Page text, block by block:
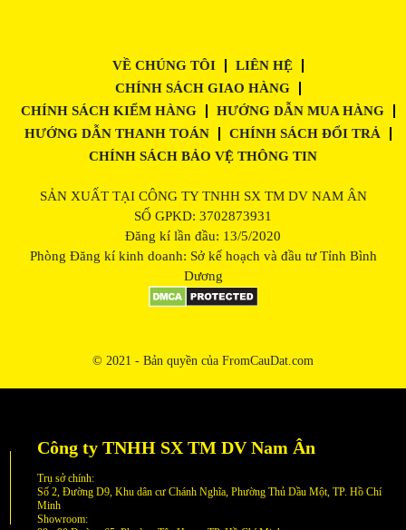
VỀ CHÚNG TÔI
LIÊN HỆ
CHÍNH SÁCH GIAO HÀNG
CHÍNH SÁCH KIỂM HÀNG
HƯỚNG DẪN MUA HÀNG
HƯỚNG DẪN THANH TOÁN
CHÍNH SÁCH ĐỔI TRẢ
CHÍNH SÁCH BẢO VỆ THÔNG TIN
SẢN XUẤT TẠI CÔNG TY TNHH SX TM DV NAM ÂN
SỐ GPKD: 3702873931
Đăng kí lần đầu: 13/5/2020
Phòng Đăng kí kinh doanh: Sở kế hoạch và đầu tư Tỉnh Bình
Dương
© 2021 - Bản quyền của FromCauDat.com
Công ty TNHH SX TM DV Nam Ân
Trụ sở chính:
Số 2, Đường D9, Khu dân cư Chánh Nghĩa, Phường Thủ Dầu Một, TP. Hồ Chí
Minh
Showroom: